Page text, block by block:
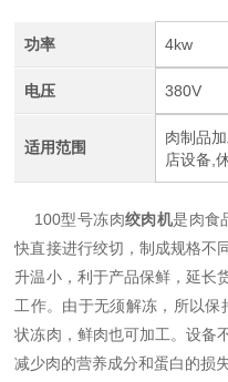
功率 4kw
电压 380V
适用范围
肉制品
店设备,
100型号冻肉绞肉机是肉食
快直接进行绞切，制成规格不
升温小，利于产品保鲜，延长
工作。由于无须解冻，所以
状冻肉，鲜肉也可加工。设备
减少肉的营养成分和蛋白的损